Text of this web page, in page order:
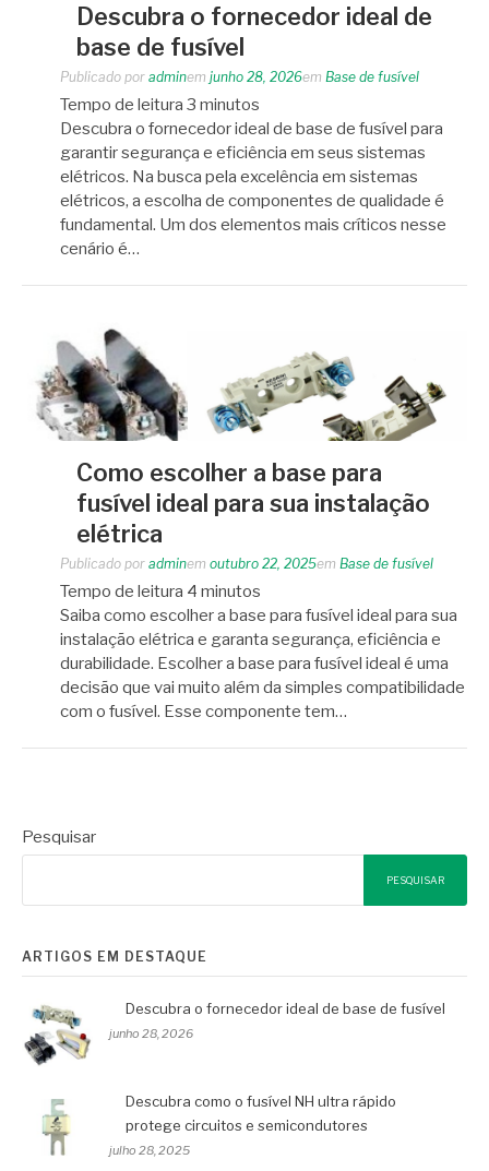
Descubra o fornecedor ideal de
base de fusível
Publicado por adminem junho 28, 2026em Base de fusível
Tempo de leitura 3 minutos
Descubra o fornecedor ideal de base de fusível para
garantir segurança e eficiência em seus sistemas
elétricos. Na busca pela excelência em sistemas
elétricos, a escolha de componentes de qualidade é
fundamental. Um dos elementos mais críticos nesse
cenário é…
Como escolher a base para
fusível ideal para sua instalação
elétrica
Publicado por adminem outubro 22, 2025em Base de fusível
Tempo de leitura 4 minutos
Saiba como escolher a base para fusível ideal para sua
instalação elétrica e garanta segurança, eficiência e
durabilidade. Escolher a base para fusível ideal é uma
decisão que vai muito além da simples compatibilidade
com o fusível. Esse componente tem…
Pesquisar
PESQUISAR
ARTIGOS EM DESTAQUE
Descubra o fornecedor ideal de base de fusível
junho 28, 2026
Descubra como o fusível NH ultra rápido
protege circuitos e semicondutores
julho 28, 2025